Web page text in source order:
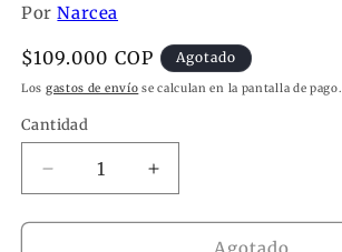
PorNarcea
Precio
habitual
$109.000 COP Agotado
Los gastos de envío se calculan en la pantalla de pago.
Cantidad
Reducir
cantidad
para
Aumentar
cantidad
para
Agotado